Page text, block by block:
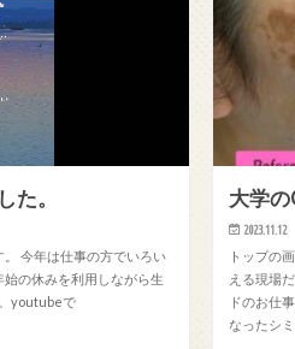
た。
今年は仕事の方でいろい
の休みを利用しながら生
youtubeで
大学
2023.11.12
トップの
える現場
ドのお仕
なったシ